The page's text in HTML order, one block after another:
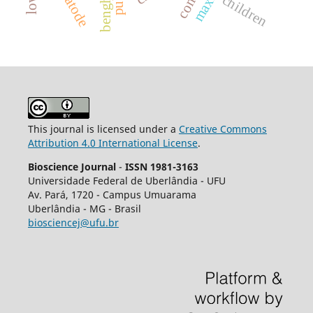
children
This journal is licensed under a Creative Commons
Attribution 4.0 International License.
Bioscience Journal - ISSN 1981-3163
Universidade Federal de Uberlândia - UFU
Av. Pará, 1720 - Campus Umuarama
Uberlândia - MG - Brasil
biosciencej@ufu.br